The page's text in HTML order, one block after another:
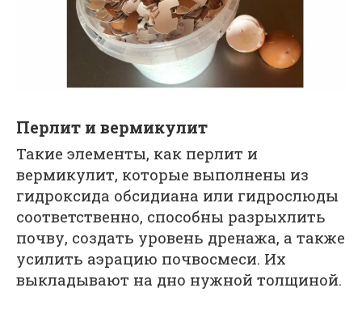
Перлит и вермикулит
Такие элементы, как перлит и
вермикулит, которые выполнены из
гидроксида обсидиана или гидрослюды
соответственно, способны разрыхлить
почву, создать уровень дренажа, а также
усилить аэрацию почвосмеси. Их
выкладывают на дно нужной толщиной.